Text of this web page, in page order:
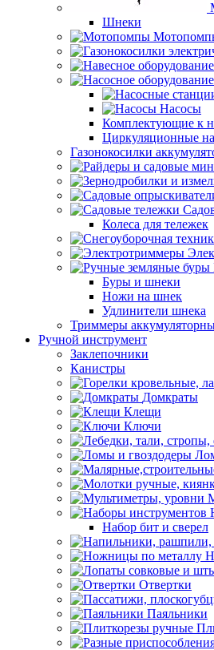
Шнеки
Насосы
Комплектующие к
Циркуляционные
Газонокосилки
Колеса для тележек
Буры и шнеки
Ножи на шнек
Удлинители шнека
Триммеры
Ручной инструмент
Заклепочники
Канистры
Домкраты
Клещи
Ключи
Набор бит и сверел
Отвертки
Паяльники